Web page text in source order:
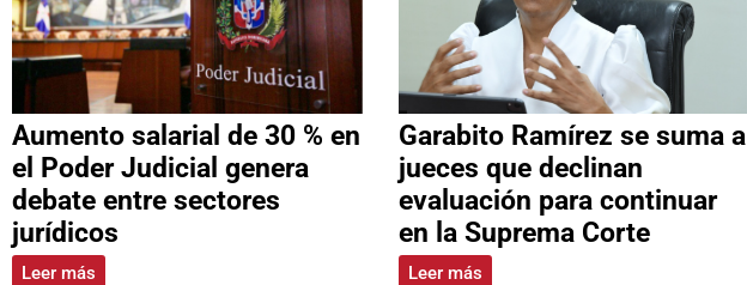
Aumento salarial de 30 % en
el Poder Judicial genera
debate entre sectores
jurídicos
Leer más
Garabito Ramírez se suma a
jueces que declinan
evaluación para continuar
en la Suprema Corte
Leer más